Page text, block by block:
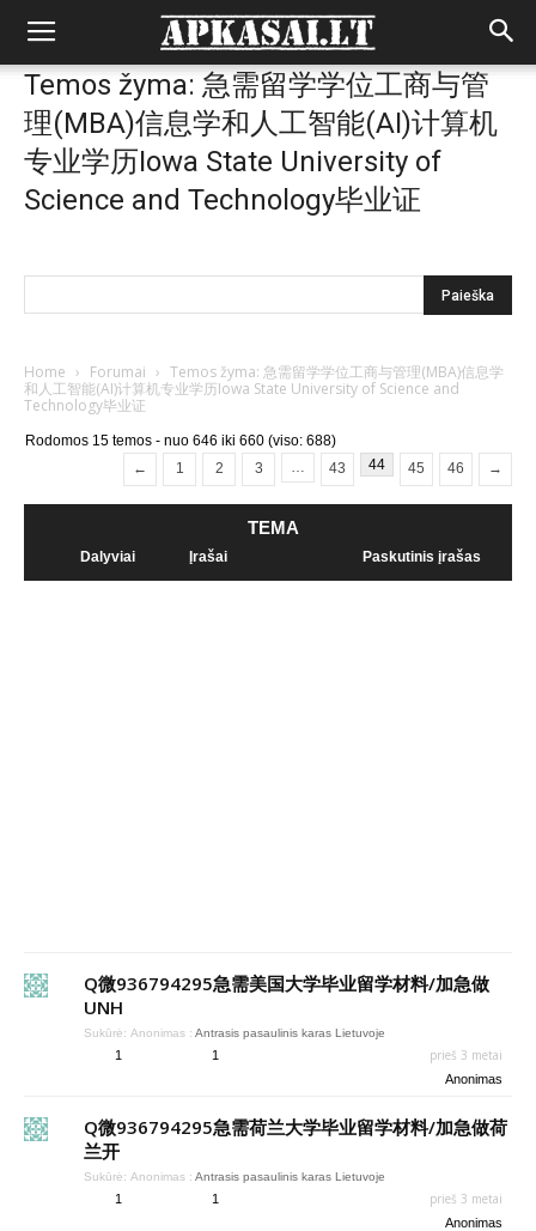
Temos žyma: 急需留学学位工商与管
理(MBA)信息学和人工智能(AI)计算机
专业学历Iowa State University of
Science and Technology毕业证
Home › Forumai › Temos žyma: 急需留学学位工商与管理(MBA)信息学
和人工智能(AI)计算机专业学历Iowa State University of Science and
Technology毕业证
Rodomos 15 temos - nuo 646 iki 660 (viso: 688)
←
1 2 3 … 43 44 45 46 →
TEMA
Dalyviai Įrašai Paskutinis įrašas
Q微936794295急需美国大学毕业留学材料/加急做
UNH
Sukūrė: Anonimas : Antrasis pasaulinis karas Lietuvoje
1 1 prieš 3 metai
Anonimas
Q微936794295急需荷兰大学毕业留学材料/加急做荷
兰开
Sukūrė: Anonimas : Antrasis pasaulinis karas Lietuvoje
1 1 prieš 3 metai
Anonimas